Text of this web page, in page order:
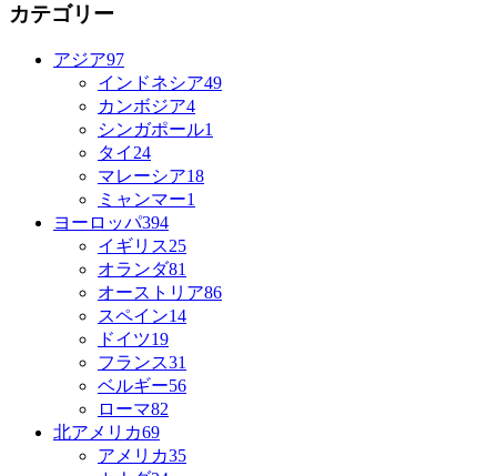
カテゴリー
アジア97
インドネシア49
カンボジア4
シンガポール1
タイ 24
マレーシア18
ミャンマー1
ヨーロッパ394
イギリス25
オランダ81
オーストリア86
スペイン14
ドイツ19
フランス31
ベルギー56
ローマ82
北アメリカ69
アメリカ35